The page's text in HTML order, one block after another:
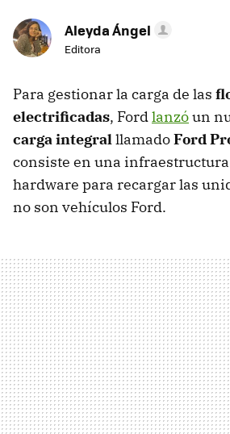
Aleyda Ángel
Editora
Para gestionar la carga de las
electrificadas, Fordlanzóun
carga integralllamadoFord
consiste en una
hardware para recargar las
no son vehículos Ford.